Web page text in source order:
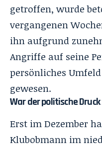
getroffen, wurde
vergangenen
ihn aufgrund
Angriffe auf seine
persönliches
gewesen.
War der politische
Erst im Dezember
Klubobmann im